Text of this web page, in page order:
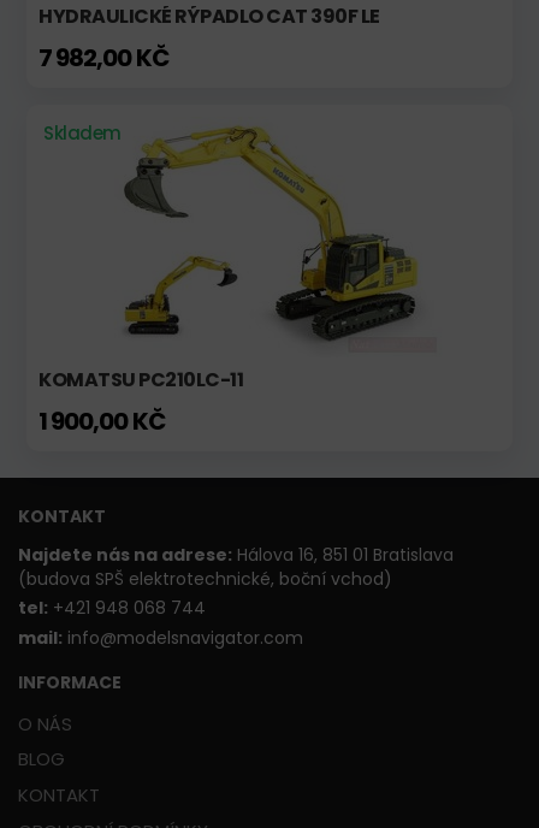
HYDRAULICKÉ RÝPADLO CAT 390F LE
7 982,00 KČ
Skladem
KOMATSU PC210LC-11
1 900,00 KČ
KONTAKT
Najdete nás na adrese: Hálova 16, 851 01 Bratislava
(budova SPŠ elektrotechnické, boční vchod)
tel: +421 948 068 744
mail: info@modelsnavigator.com
INFORMACE
O NÁS
BLOG
KONTAKT